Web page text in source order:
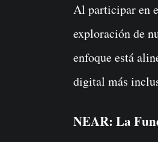
Al participar en
exploración de
enfoque está
digital más
NEAR: La